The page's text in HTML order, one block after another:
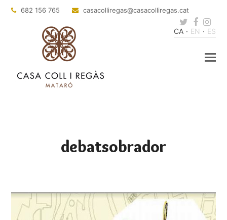
682 156 765 casacolliregas@casacolliregas.cat
Twitter
CA EN ES
debatsobrador